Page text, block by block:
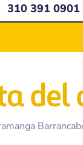
310 391 0901